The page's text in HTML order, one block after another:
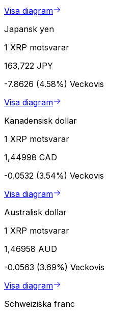
Visa diagram
Japansk yen
1 XRP motsvarar
163,722 JPY
-7.8626 (4.58%) Veckovis
Visa diagram
Kanadensisk dollar
1 XRP motsvarar
1,44998 CAD
-0.0532 (3.54%) Veckovis
Visa diagram
Australisk dollar
1 XRP motsvarar
1,46958 AUD
-0.0563 (3.69%) Veckovis
Visa diagram
Schweiziska franc